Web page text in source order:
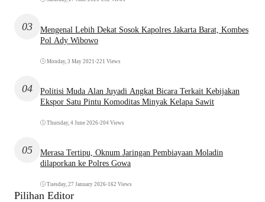
03
Mengenal Lebih Dekat Sosok Kapolres Jakarta Barat, Kombes
Pol Ady Wibowo
Monday, 3 May 2021 •221 Views
04
Politisi Muda Alan Juyadi Angkat Bicara Terkait Kebijakan
Ekspor Satu Pintu Komoditas Minyak Kelapa Sawit
Thursday, 4 June 2026•204 Views
05
Merasa Tertipu, Oknum Jaringan Pembiayaan Moladin
dilaporkan ke Polres Gowa
Tuesday, 27 January 2026•162 Views
Pilihan Editor